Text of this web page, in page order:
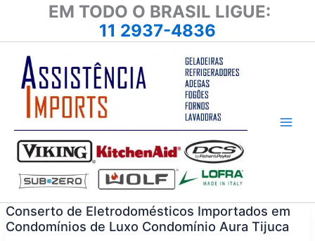
EM TODO O BRASIL LIGUE:
11 2937-4836
Conserto de Eletrodomésticos Importados em
Condomínios de Luxo Condomínio Aura Tijuca